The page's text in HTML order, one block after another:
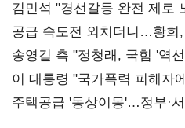
김민석 "경선갈등 완전 제로
사과부터"
공급 속도전 외치더니…황희
리모델링' 제안
송영길 측 "정청래, 국힘 '역
총선 지휘 못해"
이 대통령 "국가폭력 피해자
진실 밝혀야"
주택공급 '동상이몽'…정부·